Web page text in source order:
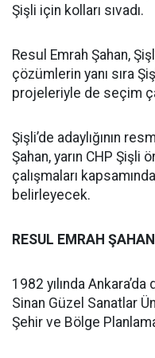
Şişli için kolları sıvadı.
Resul Emrah Şahan,
çözümlerin yanı sıra
projeleriyle de seçim
Şişli’de adaylığının
Şahan, yarın CHP
çalışmaları
belirleyecek.
RESUL EMRAH
1982 yılında
Sinan Güzel Sanatlar
Şehir ve Bölge